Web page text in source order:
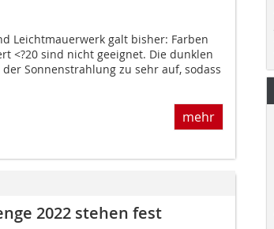
Leichtmauerwerk galt bisher: Farben
<?20 sind nicht geeignet. Die dunklen
Sonnenstrahlung zu sehr auf, sodass
mehr
2022 stehen fest